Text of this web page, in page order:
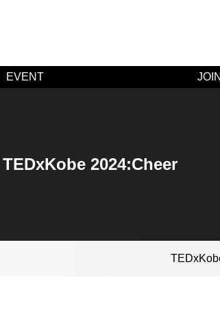
EVENT JOIN
TEDxKobe 2024:Cheer